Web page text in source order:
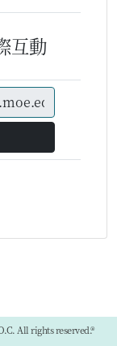
互動
All rights reserved.®